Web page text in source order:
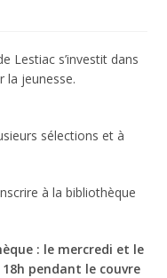
Lestiac s’investit dans
la jeunesse.
sélections et à
à la bibliothèque
: le mercredi et le
pendant le couvre